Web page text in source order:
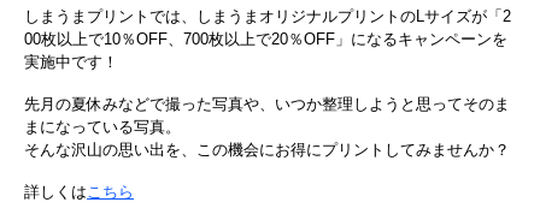
しまうまプリントでは、しまうまオリジナルプリントのLサイズが「2
00枚以上で10％OFF、700枚以上で20％OFF」になるキャンペーンを
実施中です！
先月の夏休みなどで撮った写真や、いつか整理しようと思ってそのま
まになっている写真。
そんな沢山の思い出を、この機会にお得にプリントしてみませんか？
詳しくはこちら